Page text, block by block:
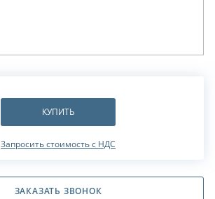
КУПИТЬ
Запросить стоимость с НДС
ЗАКАЗАТЬ ЗВОНОК